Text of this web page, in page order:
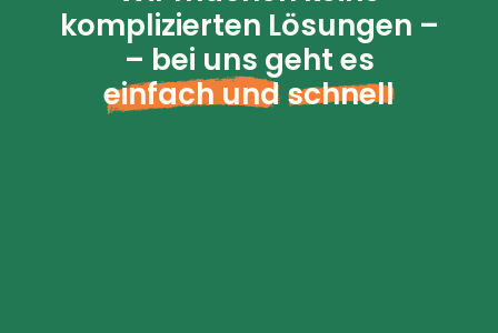
komplizierten Lösungen –
– bei uns geht es
einfach undschnell